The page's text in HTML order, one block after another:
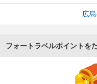
広
フォートラベルポイントを